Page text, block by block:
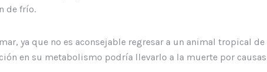
de frío.
ya que no es aconsejable regresar a un animal tropical de
en su metabolismo podría llevarlo a la muerte por causas